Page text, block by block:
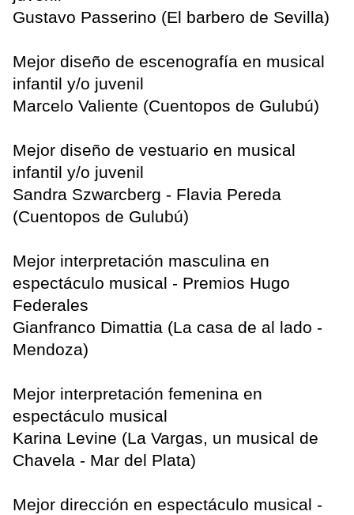
Gustavo Passerino (El barbero de Sevilla)
Mejor diseño de escenografía en musical
infantil y/o juvenil
Marcelo Valiente (Cuentopos de Gulubú)
Mejor diseño de vestuario en musical
infantil y/o juvenil
Sandra Szwarcberg - Flavia Pereda
(Cuentopos de Gulubú)
Mejor interpretación masculina en
espectáculo musical - Premios Hugo
Federales
Gianfranco Dimattia (La casa de al lado -
Mendoza)
Mejor interpretación femenina en
espectáculo musical
Karina Levine (La Vargas, un musical de
Chavela - Mar del Plata)
Mejor dirección en espectáculo musical -